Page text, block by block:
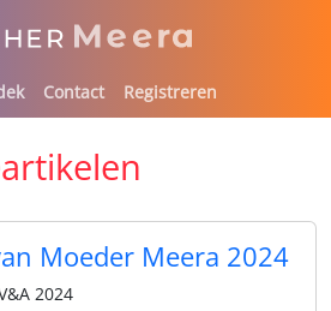
Contact Registreren
Moeder Meera 2024
2024